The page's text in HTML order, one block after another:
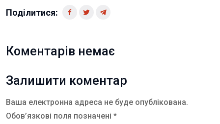
Поділитися:
Коментарів немає
Залишити коментар
Ваша електронна адреса не буде опублікована.
Обов’язкові поля позначені *